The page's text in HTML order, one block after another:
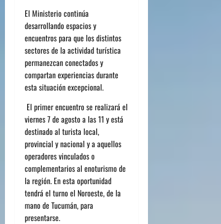
El Ministerio continúa
desarrollando espacios y
encuentros para que los distintos
sectores de la actividad turística
permanezcan conectados y
compartan experiencias durante
esta situación excepcional.
El primer encuentro se realizará el
viernes 7 de agosto a las 11 y está
destinado al turista local,
provincial y nacional y a aquellos
operadores vinculados o
complementarios al enoturismo de
la región. En esta oportunidad
tendrá el turno el Noroeste, de la
mano de Tucumán, para
presentarse.